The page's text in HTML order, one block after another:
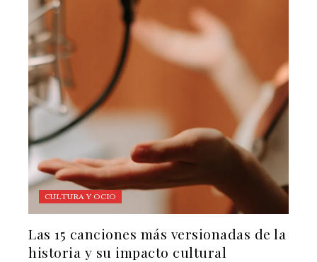
CULTURA Y OCIO
Las 15 canciones más versionadas de la
historia y su impacto cultural